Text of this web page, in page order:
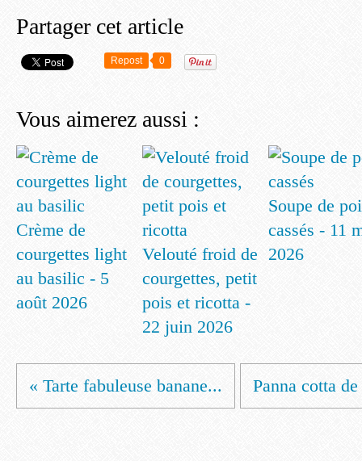
Partager cet article
Repost 0
Vous aimerez aussi :
Crème de
courgettes light
au basilic - 5
août 2026
Velouté froid de
courgettes, petit
pois et ricotta -
22 juin 2026
Soupe de
cassés - 11
2026
« Tarte fabuleuse banane... Panna cotta